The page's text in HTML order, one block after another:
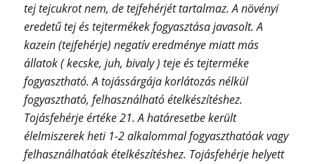
tej tejcukrot nem, de tejfehérjét tartalmaz. A növényi
eredetű tej és tejtermékek fogyasztása javasolt. A
kazein (tejfehérje) negatív eredménye miatt más
állatok ( kecske, juh, bivaly ) teje és tejterméke
fogyasztható. A tojássárgája korlátozás nélkül
fogyasztható, felhasználható ételkészítéshez.
Tojásfehérje értéke 21. A határesetbe került
élelmiszerek heti 1-2 alkalommal fogyaszthatóak vagy
felhasználhatóak ételkészítéshez. Tojásfehérje helyett